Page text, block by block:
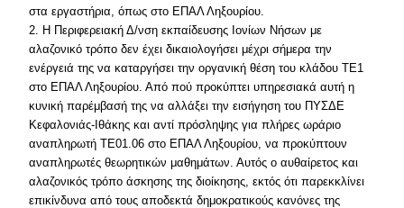
στα εργαστήρια, όπως στο ΕΠΑΛ Ληξουρίου.
2. Η Περιφερειακή Δ/νση εκπαίδευσης Ιονίων Νήσων με
αλαζονικό τρόπο δεν έχει δικαιολογήσει μέχρι σήμερα την
ενέργειά της να καταργήσει την οργανική θέση του κλάδου ΤΕ1
στο ΕΠΑΛ Ληξουρίου. Από πού προκύπτει υπηρεσιακά αυτή η
κυνική παρέμβασή της να αλλάξει την εισήγηση του ΠΥΣΔΕ
Κεφαλονιάς-Ιθάκης και αντί πρόσληψης για πλήρες ωράριο
αναπληρωτή ΤΕ01.06 στο ΕΠΑΛ Ληξουρίου, να προκύπτουν
αναπληρωτές θεωρητικών μαθημάτων. Αυτός ο αυθαίρετος και
αλαζονικός τρόπο άσκησης της διοίκησης, εκτός ότι παρεκκλίνει
επικίνδυνα από τους αποδεκτά δημοκρατικούς κανόνες της